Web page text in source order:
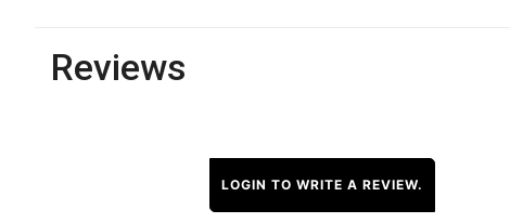
Reviews
LOGIN TO WRITE A REVIEW.